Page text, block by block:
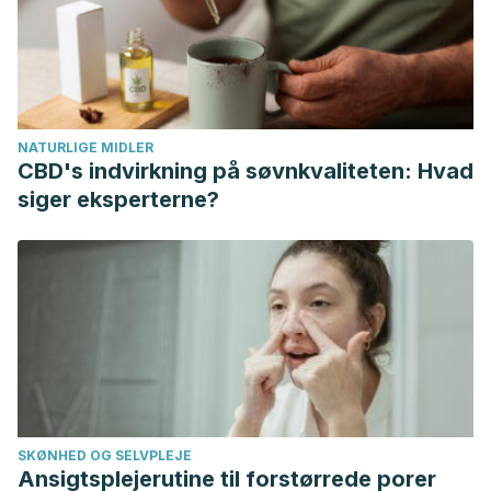
del lactante y del niño pequeño: Capítulo Modelo para
libros de texto dirigidos a estudiantes de medicina y otras
ciencias de la salud. Washington: OPS, 2010.
UNICEF. Estado Mundial de la Infancia. Niños, alimentos y
nutrición: crecer bien en un mundo en transformación.
Nueva York: UNICEF, 2019.
UNICEF. Evaluación del crecimiento de niños y niñas.
Argentina: Gobierno de la Provincia de Salta, 2012.
Vallet M. Educar a niños y niñas de 0 a 6 años. Madrid:
Walker W, Humphries C. Alimentación sana para niños.
Pérez-Escamilla, Rafael. “Evidence based breast-feeding
promotion: the Baby-Friendly Hospital Initiative.”
of nutrition137.2 (2007): 484-487.
NATURLIGE MIDLER
CBD's indvirkning på søvnkvaliteten: Hvad
siger eksperterne?
SKØNHED OG SELVPLEJE
Ansigtsplejerutine til forstørrede porer